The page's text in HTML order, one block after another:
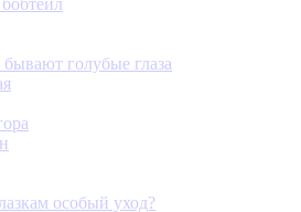
голубые глаза
особый уход?